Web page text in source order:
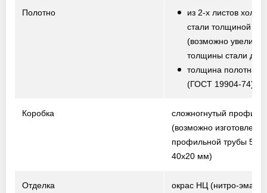
Полотно
из 2-х листов
стали толщиной
(возможно
толщины стали до
толщина полотна
(ГОСТ 19904-74)
Коробка
сложногнутый профиль
(возможно
профильной трубы
40х20 мм)
Отделка
окрас НЦ (нитро-эмаль)